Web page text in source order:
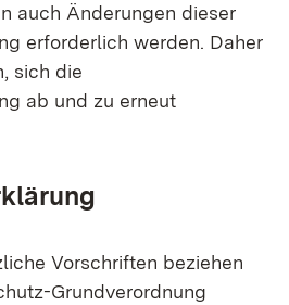
auch Änderungen dieser
erforderlich werden. Daher
sich die
ab und zu erneut
Vorschriften beziehen
Grundverordnung